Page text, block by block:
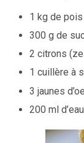
1 kg de
300 g de
2 citrons
1 cuillère à
3 jaunes
200 ml d’eau